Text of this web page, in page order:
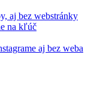
aj bez webstránky
na kľúč
aj bez weba